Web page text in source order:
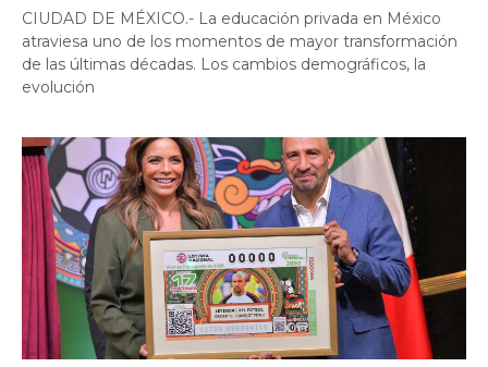
CIUDAD DE MÉXICO.- La educación privada en México
atraviesa uno de los momentos de mayor transformación
de las últimas décadas. Los cambios demográficos, la
evolución